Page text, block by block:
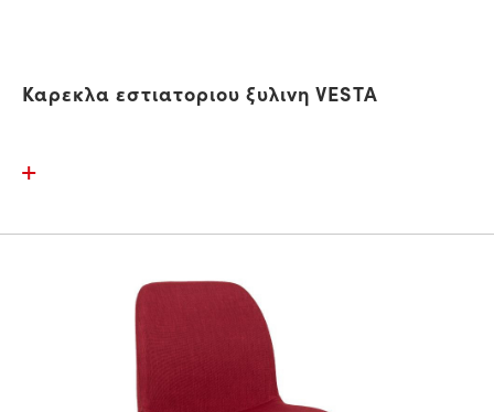
Καρεκλα εστιατοριου ξυλινη VESTA